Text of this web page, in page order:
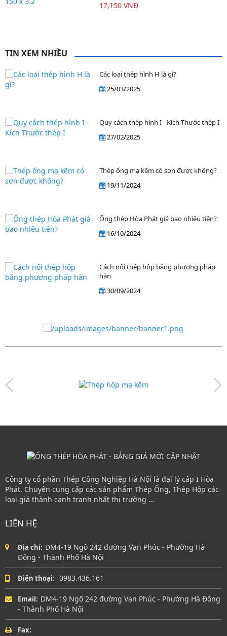
17,150 VNĐ
TIN XEM NHIỀU
Các loại thép hình H là gì?
25/03/2025
Quy cách thép hình I - Kích Thước thép I
27/02/2025
Thép ống mạ kẽm có sơn được không?
19/11/2024
Ống thép Hòa Phát giá bao nhiêu tiền?
16/10/2024
Cách nối thép hộp bằng phương pháp
hàn
30/09/2024
Công ty cổ phần Thép Công Nghiệp Hà Nội là đại lý cấp I Hòa
Phát. Chuyên cung cấp các sản phẩm Thép Ống, Thép Hộp các
loại giá thành cạnh tranh nhất thị trường …
LIÊN HỆ
Địa chỉ: DM4-19 Ngõ 242 đường Vạn Phúc - Phường Hà
Đông - Thành Phố Hà Nội
Điện thoại: 0983.436.161
Email: DM4-19 Ngõ 242 đường Vạn Phúc - Phường Hà Đông
- Thành Phố Hà Nội
Fax: